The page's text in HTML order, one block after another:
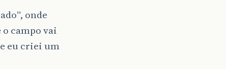
onde
campo vai
eu criei um